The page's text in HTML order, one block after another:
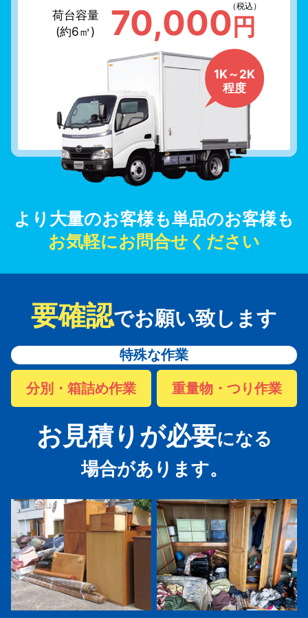
荷台容量
(約6㎥)
70,000 円
（税込）
1K～2K
程度
より大量のお客様も単品のお客様も
お気軽にお問合せください
要確認でお願い致します
特殊な作業
分別・箱詰め作業 重量物・つり作業
お見積りが必要になる
場合があります。